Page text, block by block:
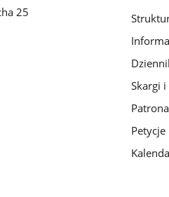
25
Skargi
Petycje